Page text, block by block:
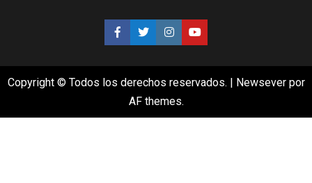
Copyright © Todos los derechos reservados. | Newseverpor
AF themes.